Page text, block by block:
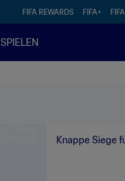
FIFA REWARDS FIFA+
SPIELEN
Knappe Siege